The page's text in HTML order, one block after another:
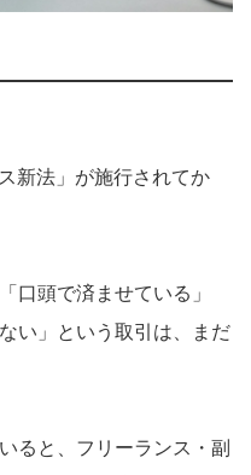
新法」が施行されてか
口頭で済ませている」
い」という取引は、まだ
ると、フリーランス・副